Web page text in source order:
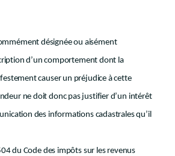
désignée ou aisément
d’un comportement dont la
causer un préjudice à cette
ne doit donc pas justifier d’un intérêt
des informations cadastrales qu’il
du Code des impôts sur les revenus